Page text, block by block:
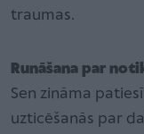
traumas.
Runāšana par
Sen zināma
uzticēšanās par